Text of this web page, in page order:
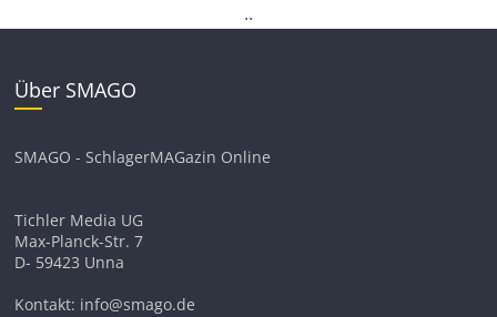
..
Über SMAGO
SMAGO - SchlagerMAGazin Online
Tichler Media UG
Max-Planck-Str. 7
D- 59423 Unna
Kontakt: info@smago.de